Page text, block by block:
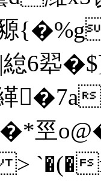
翆
>